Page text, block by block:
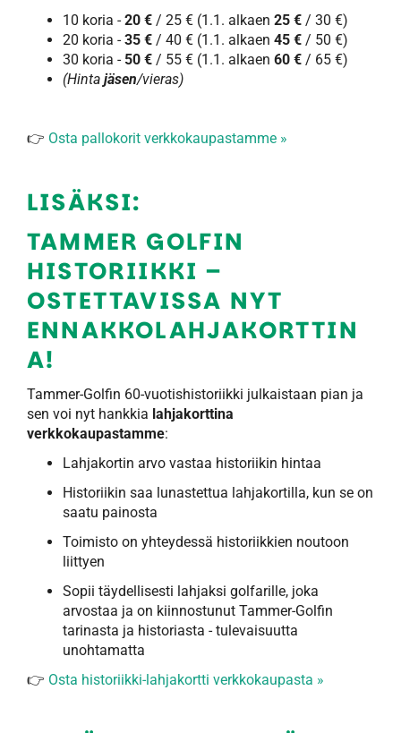
10 koria -20 € / 25 € (1.1. alkaen 25 € / 30 €)
20 koria -35 € / 40 € (1.1. alkaen 45 € / 50 €)
30 koria - 50 € / 55 € (1.1. alkaen 60 € / 65 €)
(Hinta jäsen/vieras)
👉 Osta pallokorit verkkokaupastamme »
LISÄKSI:
TAMMER GOLFIN
HISTORIIKKI –
OSTETTAVISSA NYT
ENNAKKOLAHJAKORTTIN
A!
Tammer-Golfin 60-vuotishistoriikki julkaistaan pian ja
sen voi nyt hankkia lahjakorttina
verkkokaupastamme:
Lahjakortin arvo vastaa historiikin hintaa
Historiikin saa lunastettua lahjakortilla, kun se on
saatu painosta
Toimisto on yhteydessä historiikkien noutoon
liittyen
Sopii täydellisesti lahjaksi golfarille, joka
arvostaa ja on kiinnostunut Tammer-Golfin
tarinasta ja historiasta - tulevaisuutta
unohtamatta
👉 Osta historiikki-lahjakortti verkkokaupasta »